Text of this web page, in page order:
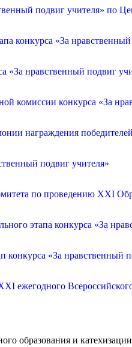
подвиг учителя» по
конкурса «За
«За нравственный подвиг
комиссии конкурса «За
награждения
подвиг учителя»
по проведению XXI
этапа конкурса «За
«За нравственный
ежегодного
образования и